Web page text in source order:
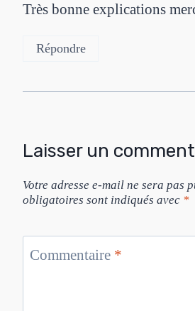
Très bonne explications
Répondre
Laisser un
Votre adresse e-mail ne sera pas
obligatoires sont indiqués avec *
Commentaire *